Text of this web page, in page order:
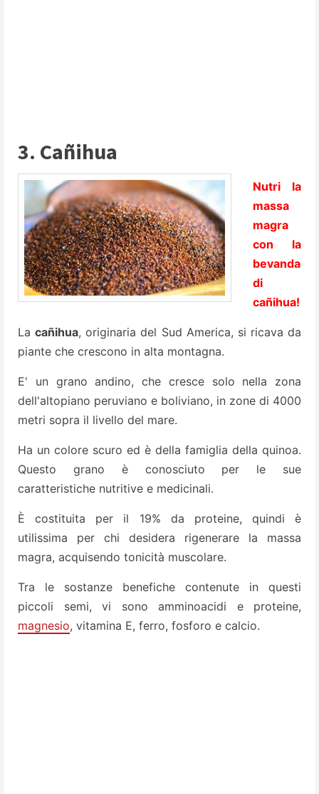
3. Cañihua
Nutri la
massa
magra
con la
bevanda
di
cañihua!
Lacañihua, originaria del Sud America, si ricava da
piante che crescono in alta montagna.
E' un grano andino, che cresce solo nella zona
dell'altopiano peruviano e boliviano, in zone di 4000
metri sopra il livello del mare.
Ha un colore scuro ed è della famiglia della quinoa.
Questo grano è conosciuto per le sue
caratteristiche nutritive e medicinali.
È costituita per il 19% da proteine, quindi è
utilissima per chi desidera rigenerare la massa
magra, acquisendo tonicità muscolare.
Tra le sostanze benefiche contenute in questi
piccoli semi, vi sono amminoacidi e proteine,
magnesio, vitamina E, ferro, fosforo e calcio.